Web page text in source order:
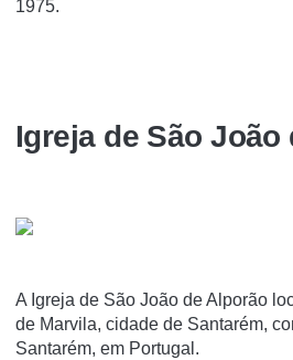
1975.
Igreja de São João
A Igreja de São João de Alporão
de Marvila, cidade de Santarém,
Santarém, em Portugal.